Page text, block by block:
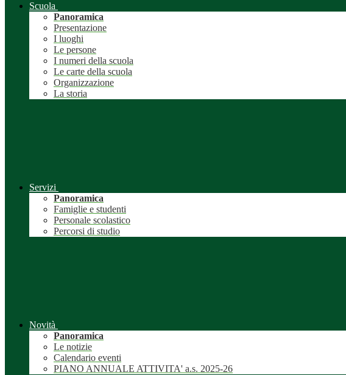
Scuola
Panoramica
Presentazione
I luoghi
Le persone
I numeri della scuola
Le carte della scuola
Organizzazione
La storia
Servizi
Panoramica
Famiglie e studenti
Personale scolastico
Percorsi di studio
Novità
Panoramica
Le notizie
Calendario eventi
PIANO ANNUALE ATTIVITA' a.s. 2025-26